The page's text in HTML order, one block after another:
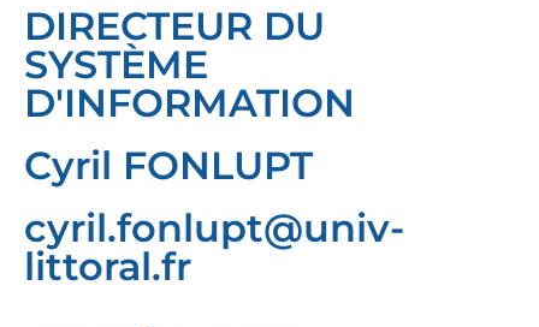
DIRECTEUR DU
SYSTÈME
D'INFORMATION
Cyril FONLUPT
cyril.fonlupt@univ-
littoral.fr